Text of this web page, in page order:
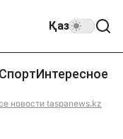
Қаз
СпортИнтересное
новости taspanews.kz